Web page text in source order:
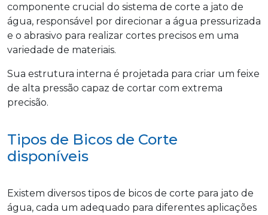
componente crucial do sistema de corte a jato de
água, responsável por direcionar a água pressurizada
e o abrasivo para realizar cortes precisos em uma
variedade de materiais.
Sua estrutura interna é projetada para criar um feixe
de alta pressão capaz de cortar com extrema
precisão.
Tipos de Bicos de Corte
disponíveis
Existem diversos tipos de bicos de corte para jato de
água, cada um adequado para diferentes aplicações